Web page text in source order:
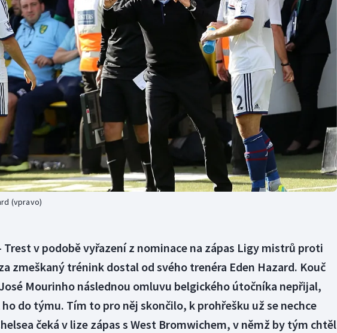
Curling
Dostihy
Florbal
Futsal
Moderní pětiboj
Motorsport
Olympijské hry
Parasport
Plavání
Plážový volejbal
Triatlon
Veslování
Vodní slalom
Volejbal
Ostatní
(vpravo)
Trest v podobě vyřazení z nominace na zápas Ligy mistrů proti
zmeškaný trénink dostal od svého trenéra Eden Hazard. Kouč
Mourinho následnou omluvu belgického útočníka nepřijal,
do týmu. Tím to pro něj skončilo, k prohřešku už se nechce
čeká v lize zápas s West Bromwichem, v němž by tým chtěl